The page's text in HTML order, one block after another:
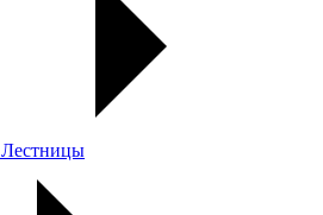
Лестницы